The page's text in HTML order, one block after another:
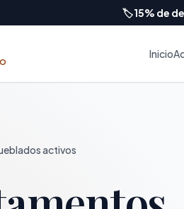
🏷️15% de
Inicio
activos